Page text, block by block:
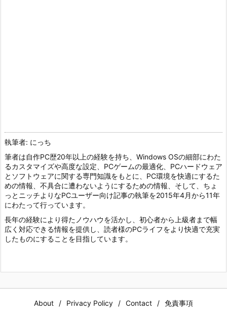
執筆者: にっち
筆者は自作PC歴20年以上の経験を持ち、Windows OSの細部にわた
るカスタマイズや高度な設定、PCゲームの最適化、PCハードウェア
とソフトウェアに関する専門知識をもとに、PC環境を快適にするた
めの情報、不具合に遭わないようにするための情報、そして、ちょ
っとニッチよりなPCユーザー向け記事の執筆を2015年4月から11年
にわたって行っています。
長年の経験により得たノウハウを活かし、初心者から上級者まで幅
広く対応できる情報を提供し、読者様のPCライフをより快適で充実
したものにすることを目指しています。
About Privacy Policy Contact 免責事項